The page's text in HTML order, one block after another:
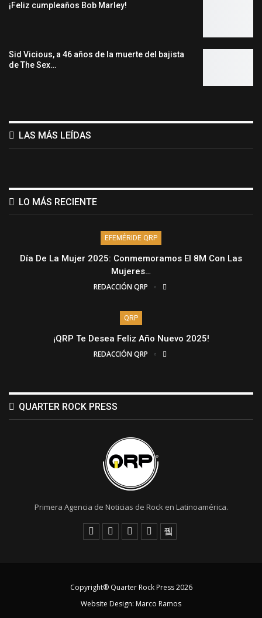
¡Feliz cumpleaños Bob Marley!
Sid Vicious, a 46 años de la muerte del bajista
de The Sex…
LAS MÁS LEÍDAS
LO MÁS RECIENTE
EFEMÉRIDE QRP
Día De La Mujer 2025: Conmemoramos El 8M Con Las
Mujeres…
REDACCIÓN QRP
QRP
¡QRP Te Desea Feliz Año Nuevo 2025!
REDACCIÓN QRP
QUARTER ROCK PRESS
Primera Agencia de Noticias de Rock en Latinoamérica.
Copyright® Quarter Rock Press 2026
Website Design: Marco Ramos